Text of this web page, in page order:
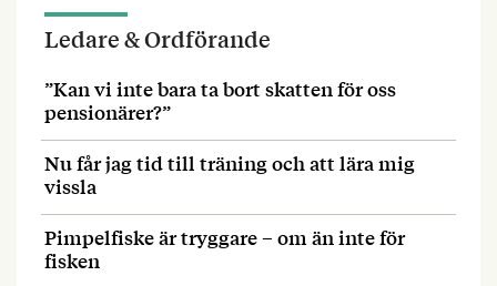
Ledare & Ordförande
”Kan vi inte bara ta bort skatten för oss
pensionärer?”
Nu får jag tid till träning och att lära mig
vissla
Pimpelfiske är tryggare – om än inte för
fisken